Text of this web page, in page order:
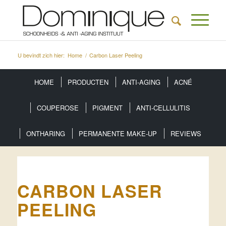
U bevindt zich hier: Home / Carbon Laser Peeling
HOME PRODUCTEN ANTI-AGING ACNÉ
COUPEROSE PIGMENT ANTI-CELLULITIS
ONTHARING PERMANENTE MAKE-UP REVIEWS
CARBON LASER
PEELING